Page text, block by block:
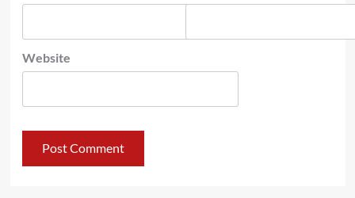
Website